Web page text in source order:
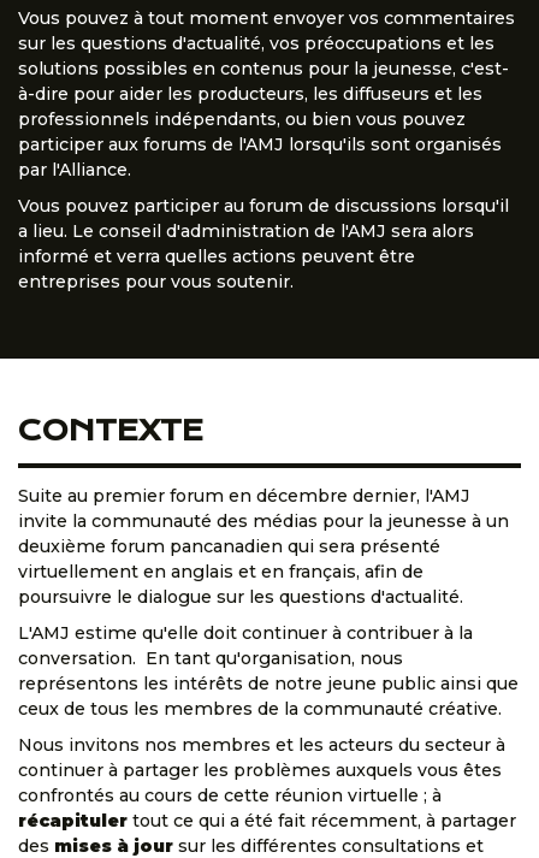
Vous pouvez à tout moment envoyer vos commentaires
sur les questions d'actualité, vos préoccupations et les
solutions possibles en contenus pour la jeunesse, c'est-
à-dire pour aider les producteurs, les diffuseurs et les
professionnels indépendants, ou bien vous pouvez
participer aux forums de l'AMJ lorsqu'ils sont organisés
par l'Alliance.
Vous pouvez participer au forum de discussions lorsqu'il
a lieu. Le conseil d'administration de l'AMJ sera alors
informé et verra quelles actions peuvent être
entreprises pour vous soutenir.
CONTEXTE
Suite au premier forum en décembre dernier, l'AMJ
invite la communauté des médias pour la jeunesse à un
deuxième forum pancanadien qui sera présenté
virtuellement en anglais et en français, afin de
poursuivre le dialogue sur les questions d'actualité.
L'AMJ estime qu'elle doit continuer à contribuer à la
conversation. En tant qu'organisation, nous
représentons les intérêts de notre jeune public ainsi que
ceux de tous les membres de la communauté créative.
Nous invitons nos membres et les acteurs du secteur à
continuer à partager les problèmes auxquels vous êtes
confrontés au cours de cette réunion virtuelle ; à
récapituler tout ce qui a été fait récemment, à partager
des mises à jour sur les différentes consultations et